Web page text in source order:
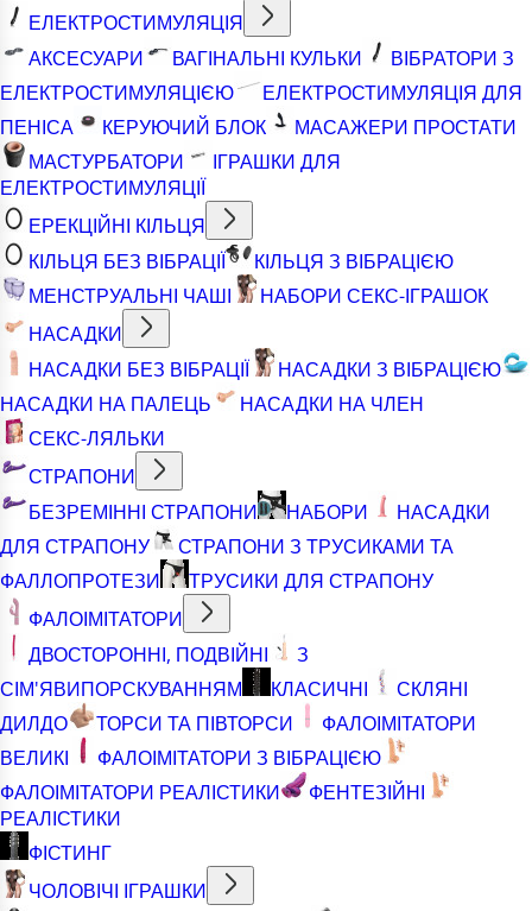
ЕЛЕКТРОСТИМУЛЯЦІЯ
АКСЕСУАРИ
ВАГІНАЛЬНІ КУЛЬКИ
ВІБРАТОРИ З
ЕЛЕКТРОСТИМУЛЯЦІЄЮ
ЕЛЕКТРОСТИМУЛЯЦІЯ ДЛЯ
ПЕНІСА
КЕРУЮЧИЙ БЛОК
МАСАЖЕРИ ПРОСТАТИ
МАСТУРБАТОРИ
ІГРАШКИ ДЛЯ
ЕЛЕКТРОСТИМУЛЯЦІЇ
ЕРЕКЦІЙНІ КІЛЬЦЯ
КІЛЬЦЯ БЕЗ ВІБРАЦІЇ
КІЛЬЦЯ З ВІБРАЦІЄЮ
МЕНСТРУАЛЬНІ ЧАШІ
НАБОРИ СЕКС-ІГРАШОК
НАСАДКИ
НАСАДКИ БЕЗ ВІБРАЦІЇ
НАСАДКИ З ВІБРАЦІЄЮ
НАСАДКИ НА ПАЛЕЦЬ
НАСАДКИ НА ЧЛЕН
СЕКС-ЛЯЛЬКИ
СТРАПОНИ
БЕЗРЕМІННІ СТРАПОНИ
НАБОРИ
НАСАДКИ
ДЛЯ СТРАПОНУ
СТРАПОНИ З ТРУСИКАМИ ТА
ФАЛЛОПРОТЕЗИ
ТРУСИКИ ДЛЯ СТРАПОНУ
ФАЛОІМІТАТОРИ
ДВОСТОРОННІ, ПОДВІЙНІ
З
СІМ'ЯВИПОРСКУВАННЯМ
КЛАСИЧНІ
СКЛЯНІ
ДИЛДО
ТОРСИ ТА ПІВТОРСИ
ФАЛОІМІТАТОРИ
ВЕЛИКІ
ФАЛОІМІТАТОРИ З ВІБРАЦІЄЮ
ФАЛОІМІТАТОРИ РЕАЛІСТИКИ
ФЕНТЕЗІЙНІ
РЕАЛІСТИКИ
ФІСТИНГ
ЧОЛОВІЧІ ІГРАШКИ